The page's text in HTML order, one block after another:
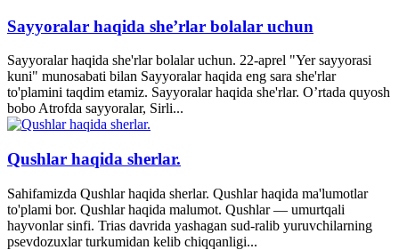
Sayyoralar haqida she’rlar bolalar uchun
Sayyoralar haqida she'rlar bolalar uchun. 22-aprel "Yer sayyorasi
kuni" munosabati bilan Sayyoralar haqida eng sara she'rlar
to'plamini taqdim etamiz. Sayyoralar haqida she'rlar. O’rtada quyosh
bobo Atrofda sayyoralar, Sirli...
Qushlar haqida sherlar.
Sahifamizda Qushlar haqida sherlar. Qushlar haqida ma'lumotlar
to'plami bor. Qushlar haqida malumot. Qushlar — umurtqali
hayvonlar sinfi. Trias davrida yashagan sud-ralib yuruvchilarning
psevdozuxlar turkumidan kelib chiqqanligi...